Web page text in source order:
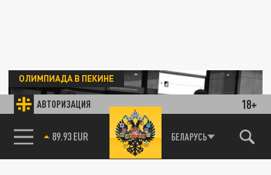
АВТОРИЗАЦИЯ 18+
85.64 BRENT БЕЛАРУСЬ
Сборная России завершила выступления на
ОЛИМПИАДА В ПЕКИНЕ